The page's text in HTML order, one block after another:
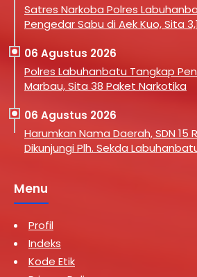
Satres Narkoba Polres
Pengedar Sabu di Aek Kuo, Sita
06 Agustus 2026
Polres Labuhanbatu Tangkap
Marbau, Sita 38 Paket Narkotika
06 Agustus 2026
Harumkan Nama Daerah, SDN 15
Dikunjungi Plh. Sekda
Menu
Profil
Indeks
Kode Etik